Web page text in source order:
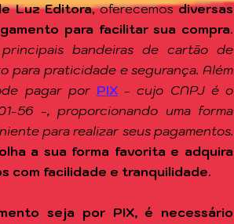
Luz Editora, oferecemosdiversas
para facilitar sua compra.
bandeiras de cartão de
para praticidade e segurança. Além
pagar por PIX - cujo CNPJ é o
56 -, proporcionando uma forma
para realizar seus pagamentos.
a sua forma favorita e adquira
com facilidade e tranquilidade.
seja por PIX, é necessário